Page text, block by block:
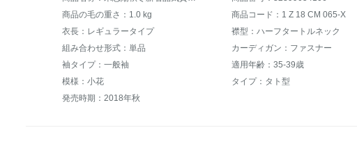
商品の毛の重さ：1.0 kg
商品コード：1 Z 18 CM 065-X
衣長：レギュラータイプ
襟型：ハーフタートルネック
組み合わせ形式：単品
カーディガン：ファスナー
袖タイプ：一般袖
適用年齢：35-39歳
模様：小花
タイプ：タト型
発売時期：2018年秋